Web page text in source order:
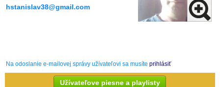
hstanislav38@gmail.com
Na odoslanie e-mailovej správy užívateľovi sa musíte prihlásiť
Užívateľove piesne a playlisty